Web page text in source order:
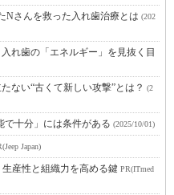
Nさんを救った入れ歯治療とは (202
れ歯の「エネルギー」を見抜く目
ない“古くて新しい攻撃”とは？ (2
で十分」には条件がある (2025/10/01)
Japan)
産性と組織力を高める鍵 PR(ITmed